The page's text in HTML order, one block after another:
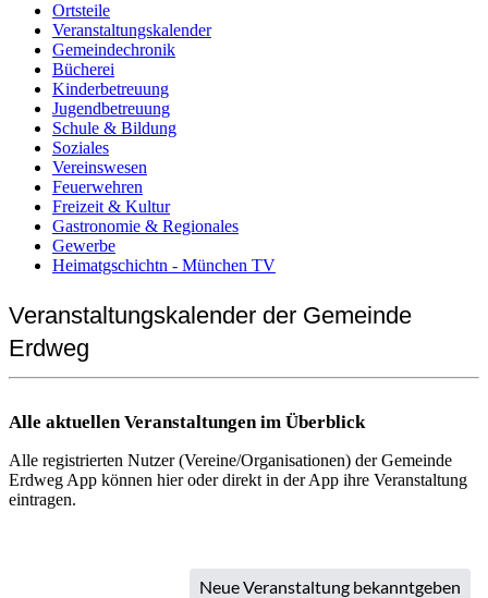
Ortsteile
Veranstaltungskalender
Gemeindechronik
Bücherei
Kinderbetreuung
Jugendbetreuung
Schule & Bildung
Soziales
Vereinswesen
Feuerwehren
Freizeit & Kultur
Gastronomie & Regionales
Gewerbe
Heimatgschichtn - München TV
Veranstaltungskalender der Gemeinde
Erdweg
Alle aktuellen Veranstaltungen im Überblick
Alle registrierten Nutzer (Vereine/Organisationen) der Gemeinde
Erdweg App können hier oder direkt in der App ihre Veranstaltung
eintragen.